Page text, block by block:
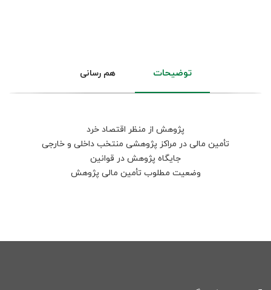
توضیحات هم رسانی
پژوهش از منظر اقتصاد خرد
تأمین مالی در مراکز پژوهشی منتخب داخلی و خارجی
جایگاه پژوهش در قوانین
وضعیت مطلوب تأمین مالی پژوهش